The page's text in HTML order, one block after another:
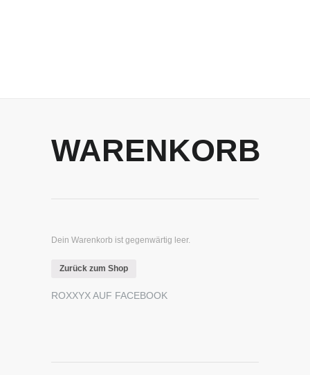
WARENKORB
Dein Warenkorb ist gegenwärtig leer.
Zurück zum Shop
ROXXYX AUF FACEBOOK